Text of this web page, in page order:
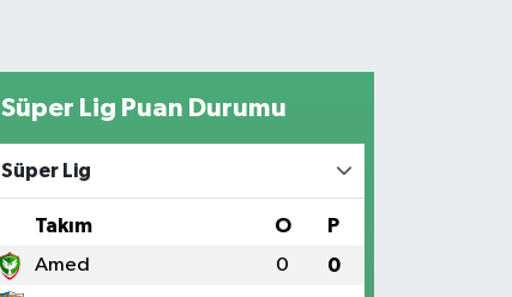
Süper Lig Puan Durumu
Süper Lig
Takım O P
Amed 0 0